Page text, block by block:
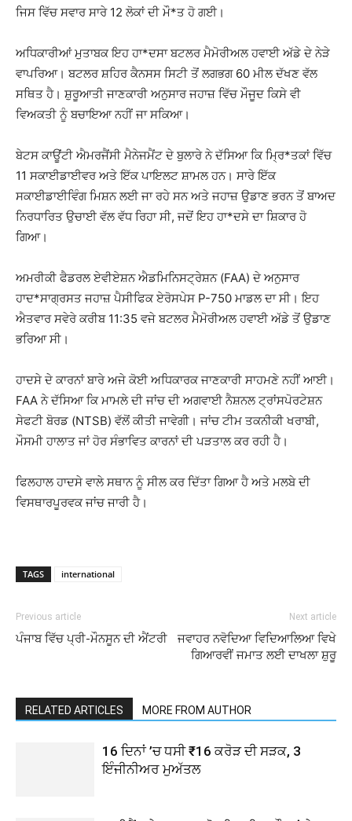
ਜਿਸ ਵਿੱਚ ਸਵਾਰ ਸਾਰੇ 12 ਲੋਕਾਂ ਦੀ ਮੌ*ਤ ਹੋ ਗਈ।
ਅਧਿਕਾਰੀਆਂ ਮੁਤਾਬਕ ਇਹ ਹਾ*ਦਸਾ ਬਟਲਰ ਮੈਮੋਰੀਅਲ ਹਵਾਈ ਅੱਡੇ ਦੇ ਨੇੜੇ
ਵਾਪਰਿਆ। ਬਟਲਰ ਸ਼ਹਿਰ ਕੈਨਸਸ ਸਿਟੀ ਤੋਂ ਲਗਭਗ 60 ਮੀਲ ਦੱਖਣ ਵੱਲ
ਸਥਿਤ ਹੈ। ਸ਼ੁਰੂਆਤੀ ਜਾਣਕਾਰੀ ਅਨੁਸਾਰ ਜਹਾਜ਼ ਵਿੱਚ ਮੌਜੂਦ ਕਿਸੇ ਵੀ
ਵਿਅਕਤੀ ਨੂੰ ਬਚਾਇਆ ਨਹੀਂ ਜਾ ਸਕਿਆ।
ਬੇਟਸ ਕਾਊਂਟੀ ਐਮਰਜੈਂਸੀ ਮੈਨੇਜਮੈਂਟ ਦੇ ਬੁਲਾਰੇ ਨੇ ਦੱਸਿਆ ਕਿ ਮ੍ਰਿ*ਤਕਾਂ ਵਿੱਚ
11 ਸਕਾਈਡਾਈਵਰ ਅਤੇ ਇੱਕ ਪਾਇਲਟ ਸ਼ਾਮਲ ਹਨ। ਸਾਰੇ ਇੱਕ
ਸਕਾਈਡਾਈਵਿੰਗ ਮਿਸ਼ਨ ਲਈ ਜਾ ਰਹੇ ਸਨ ਅਤੇ ਜਹਾਜ਼ ਉਡਾਣ ਭਰਨ ਤੋਂ ਬਾਅਦ
ਨਿਰਧਾਰਿਤ ਉਚਾਈ ਵੱਲ ਵੱਧ ਰਿਹਾ ਸੀ, ਜਦੋਂ ਇਹ ਹਾ*ਦਸੇ ਦਾ ਸ਼ਿਕਾਰ ਹੋ
ਗਿਆ।
ਅਮਰੀਕੀ ਫੈਡਰਲ ਏਵੀਏਸ਼ਨ ਐਡਮਿਨਿਸਟ੍ਰੇਸ਼ਨ (FAA) ਦੇ ਅਨੁਸਾਰ
ਹਾਦ*ਸਾਗ੍ਰਸਤ ਜਹਾਜ਼ ਪੈਸੀਫਿਕ ਏਰੋਸਪੇਸ P-750 ਮਾਡਲ ਦਾ ਸੀ। ਇਹ
ਐਤਵਾਰ ਸਵੇਰੇ ਕਰੀਬ 11:35 ਵਜੇ ਬਟਲਰ ਮੈਮੋਰੀਅਲ ਹਵਾਈ ਅੱਡੇ ਤੋਂ ਉਡਾਣ
ਭਰਿਆ ਸੀ।
ਹਾਦਸੇ ਦੇ ਕਾਰਨਾਂ ਬਾਰੇ ਅਜੇ ਕੋਈ ਅਧਿਕਾਰਕ ਜਾਣਕਾਰੀ ਸਾਹਮਣੇ ਨਹੀਂ ਆਈ।
FAA ਨੇ ਦੱਸਿਆ ਕਿ ਮਾਮਲੇ ਦੀ ਜਾਂਚ ਦੀ ਅਗਵਾਈ ਨੈਸ਼ਨਲ ਟ੍ਰਾਂਸਪੋਰਟੇਸ਼ਨ
ਸੇਫਟੀ ਬੋਰਡ (NTSB) ਵੱਲੋਂ ਕੀਤੀ ਜਾਵੇਗੀ। ਜਾਂਚ ਟੀਮ ਤਕਨੀਕੀ ਖਰਾਬੀ,
ਮੌਸਮੀ ਹਾਲਾਤ ਜਾਂ ਹੋਰ ਸੰਭਾਵਿਤ ਕਾਰਨਾਂ ਦੀ ਪੜਤਾਲ ਕਰ ਰਹੀ ਹੈ।
ਫਿਲਹਾਲ ਹਾਦਸੇ ਵਾਲੇ ਸਥਾਨ ਨੂੰ ਸੀਲ ਕਰ ਦਿੱਤਾ ਗਿਆ ਹੈ ਅਤੇ ਮਲਬੇ ਦੀ
ਵਿਸਥਾਰਪੂਰਵਕ ਜਾਂਚ ਜਾਰੀ ਹੈ।
TAGS international
Previous article
ਪੰਜਾਬ ਵਿੱਚ ਪ੍ਰੀ-ਮੌਨਸੂਨ ਦੀ ਐਂਟਰੀ
Next article
ਜਵਾਹਰ ਨਵੋਦਿਆ ਵਿਦਿਆਲਿਆ ਵਿਖੇ
ਗਿਆਰਵੀਂ ਜਮਾਤ ਲਈ ਦਾਖਲਾ ਸ਼ੁਰੂ
RELATED ARTICLES MORE FROM AUTHOR
16 ਦਿਨਾਂ ’ਚ ਧਸੀ ₹16 ਕਰੋੜ ਦੀ ਸੜਕ, 3
ਇੰਜੀਨੀਅਰ ਮੁਅੱਤਲ